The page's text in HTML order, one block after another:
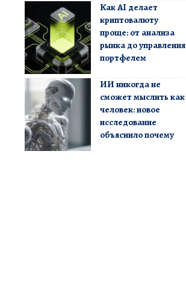
Как AI делает
криптовалюту
проще: от анализа
рынка до управления
портфелем
ИИ никогда не
сможет мыслить как
человек: новое
исследование
объяснило почему